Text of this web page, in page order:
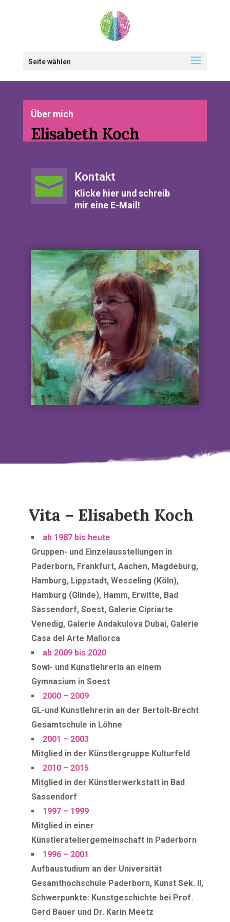
Seite wählen
Über mich
Elisabeth Koch
 Kontakt
Klicke hier und schreib
mir eine E-Mail!
Vita – Elisabeth Koch
ab 1987 bis heute
Gruppen- und Einzelausstellungen in
Paderborn, Frankfurt, Aachen, Magdeburg,
Hamburg, Lippstadt, Wesseling (Köln),
Hamburg (Glinde), Hamm, Erwitte, Bad
Sassendorf, Soest, Galerie Cipriarte
Venedig, Galerie Andakulova Dubai, Galerie
Casa del Arte Mallorca
ab 2009 bis 2020
Sowi- und Kunstlehrerin an einem
Gymnasium in Soest
2000 – 2009
GL-und Kunstlehrerin an der Bertolt-Brecht
Gesamtschule in Löhne
2001 – 2003
Mitglied in der Künstlergruppe Kulturfeld
2010 – 2015
Mitglied in der Künstlerwerkstatt in Bad
Sassendorf
1997 – 1999
Mitglied in einer
Künstlerateliergemeinschaft in Paderborn
1996 – 2001
Aufbaustudium an der Universität
Gesamthochschule Paderborn, Kunst Sek. II,
Schwerpunkte: Kunstgeschichte bei Prof.
Gerd Bauer und Dr. Karin Meetz